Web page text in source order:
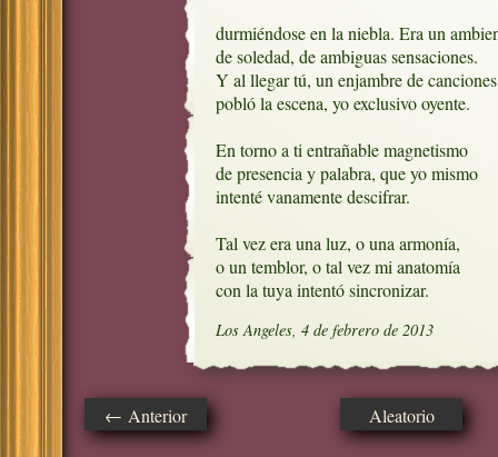
durmiéndose en la niebla. Era un
de soledad, de ambiguas sensaciones.
Y al llegar tú, un enjambre de canciones
pobló la escena, yo exclusivo oyente.
En torno a ti entrañable magnetismo
de presencia y palabra, que yo mismo
intenté vanamente descifrar.
Tal vez era una luz, o una armonía,
o un temblor, o tal vez mi anatomía
con la tuya intentó sincronizar.
Los Angeles, 4 de febrero de 2013
← Anterior Aleatorio